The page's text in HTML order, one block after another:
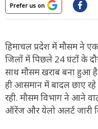
Prefer us on
हिमाचल प्रदेश में मौसम ने
जिलों में पिछले 24 घंटों के
साथ मौसम खराब बना हुआ
ही आसमान में बादल छाए रहे
रही. मौसम विभाग ने आने
ऑरेंज और येलो अलर्ट जारी